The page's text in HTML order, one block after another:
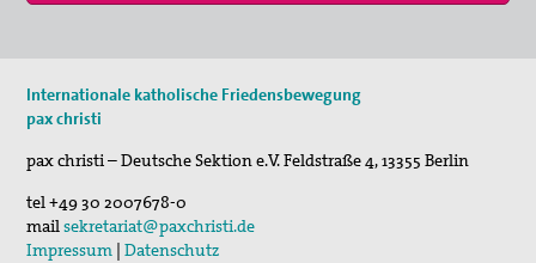
Sommerferien-Friedensliedersingen
Fahradpilgertour 2026
29. Aug 2026
Fahrradpilgertour 2026
Internationale katholische Friedensbewegung
pax christi
pax christi – Deutsche Sektion e.V.Feldstraße 4,13355 Berlin
tel+49 30 2007678-0
mailsekretariat@paxchristi.de
Impressum |Datenschutz